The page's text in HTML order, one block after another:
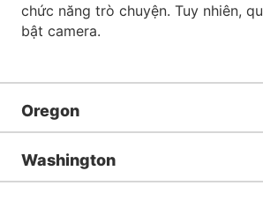
chức năng trò chuyện. Tuy nhiên,
bật camera.
Oregon
Washington